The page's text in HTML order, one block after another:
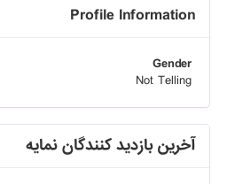
Profile Information
Gender
Not Telling
آخرین بازدید کنندگان نمایه